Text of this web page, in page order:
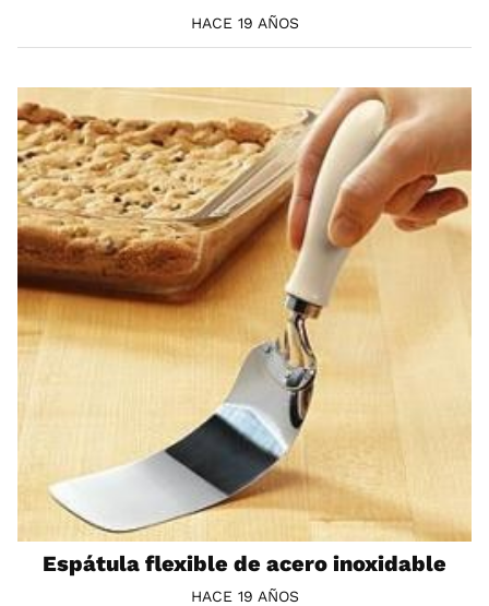
HACE 19 AÑOS
Espátula flexible de acero inoxidable
HACE 19 AÑOS